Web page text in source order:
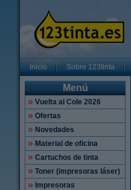
Inicio Sobre 123tinta
Menú
Vuelta al Cole 2026
Ofertas
Novedades
Material de oficina
Cartuchos de tinta
Toner (impresoras láser)
Impresoras